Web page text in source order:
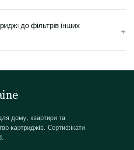
до фільтрів інших
+
дому, квартири та
картриджів. Сертифікати